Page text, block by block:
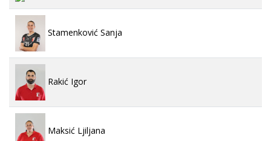
Stamenković Sanja
Rakić Igor
Maksić Ljiljana